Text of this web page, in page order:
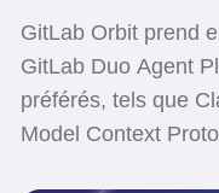
GitLab Orbit prend
GitLab Duo Agent
préférés, tels que
Model Context